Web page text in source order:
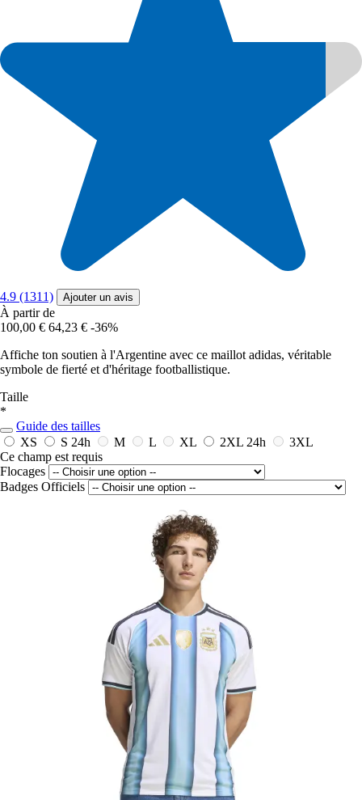
4.9 (1311) Ajouter un avis
À partir de
100,00 € 64,23 € -36%
Affiche ton soutien à l'Argentine avec ce maillot adidas, véritable
symbole de fierté et d'héritage footballistique.
Taille
*
Guide des tailles
XS
S 24h M L XL 2XL 24h
3XL
Ce champ est requis
Flocages
Badges Officiels